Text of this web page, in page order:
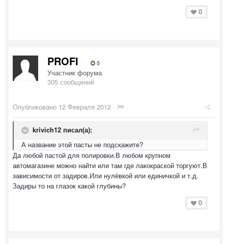
0
PROFI 5
Участник форума
305 сообщений
Опубликовано 12 Февраля 2012 ·
krivich12 писал(а):
А название этой пасты не подскажите?
Да любой пастой для полировки.В любом крупном
автомагазине можно найти или там где лакокраской торгуют.В
зависимости от задиров.Или нулёвкой или единичкой и т.д.
Задиры то на глазок какой глубины?
0